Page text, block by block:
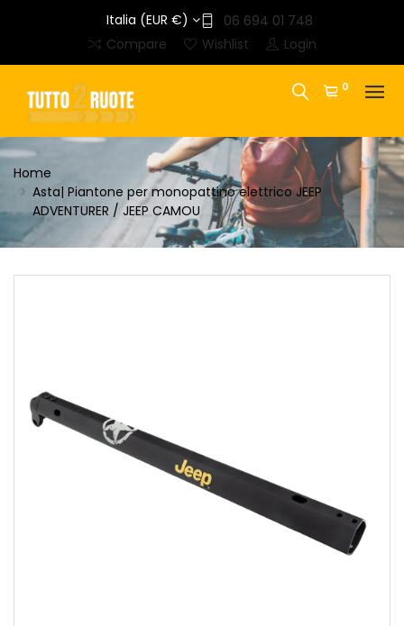
Italia (EUR €)
06 694 01 748
Compare
Wishlist Login
0
Home
Asta| Piantone per monopattino elettrico JEEP
ADVENTURER / JEEP CAMOU